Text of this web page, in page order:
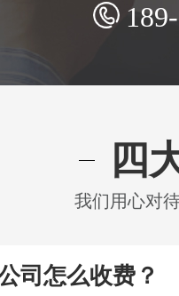
四
我们用心对
司怎么收费？